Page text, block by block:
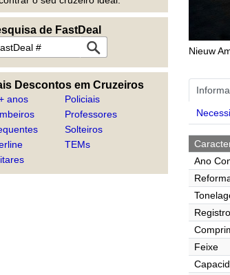
de FastDeal
Descontos em Cruzeiros
anos
Policiais
Professores
Solteiros
TEMs
Nieuw
Ano
Registro
Feixe